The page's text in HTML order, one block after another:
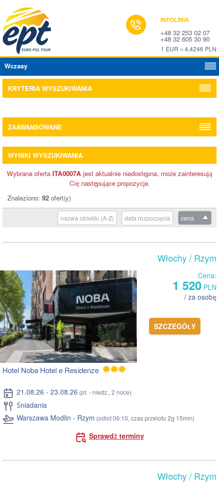
INFOLINIA
+48 32 253 02 07
+48 32 605 30 90
1 EUR = 4,4246 PLN
Wczasy
KRYTERIA WYSZUKIWANIA
ZAAWANSOWANE
WYNIKI WYSZUKIWANIA
Wybrana oferta ITA0007A jest aktualnie niedostępna, może zainteresują
Cię następujące propozycje.
Znaleziono: 92 ofert(y)
cena
data rozpoczęcia
nazwa obiektu (A-Z)
Włochy/ Rzym
Cena:
1 520 PLN
/ za osobę
SZCZEGÓŁY
Hotel Noba Hotel e Residenze
21.08.26 - 23.08.26 (pt. - niedz., 2 noce)
Śniadania
Warszawa Modlin - Rzym (odlot 06:10, czas przelotu 2g 15min)
Sprawdź terminy
Włochy/ Rzym